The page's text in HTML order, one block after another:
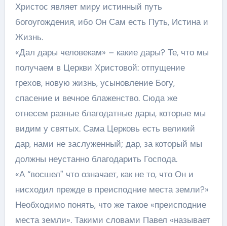
Христос являет миру истинный путь
богоугождения, ибо Он Сам есть Путь, Истина и
Жизнь.
«Дал дары человекам» – какие дары? Те, что мы
получаем в Церкви Христовой: отпущение
грехов, новую жизнь, усыновление Богу,
спасение и вечное блаженство. Сюда же
отнесем разные благодатные дары, которые мы
видим у святых. Сама Церковь есть великий
дар, нами не заслуженный; дар, за который мы
должны неустанно благодарить Господа.
«А “восшелˮ что означает, как не то, что Он и
нисходил прежде в преисподние места земли?»
Необходимо понять, что же такое «преисподние
места земли». Такими словами Павел «называет